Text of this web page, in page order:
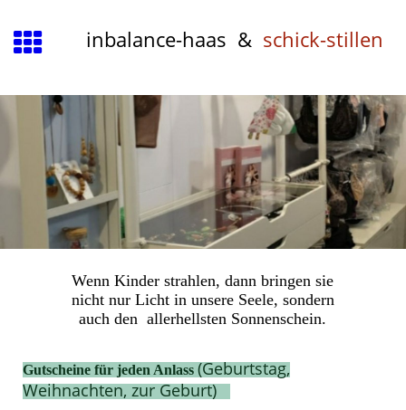
inbalance-haas & schick-stillen
Wenn Kinder strahlen, dann bringen sie
nicht nur Licht in unsere Seele, sondern
auch den allerhellsten Sonnenschein.
Gutscheine für jeden Anlass (Geburtstag,
Weihnachten, zur Geburt)